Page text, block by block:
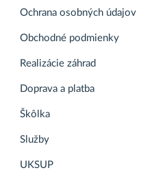
Ochrana osobných údajov
Obchodné podmienky
Realizácie záhrad
Doprava a platba
Škôlka
Služby
UKSUP